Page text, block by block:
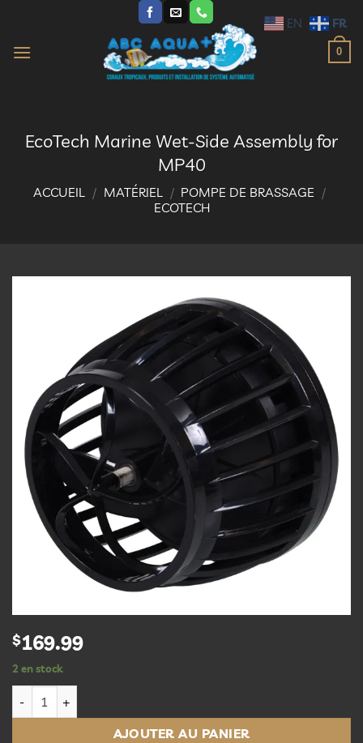
contenu
0
EcoTech Marine Wet-Side Assembly for
MP40
ACCUEIL / MATÉRIEL / POMPE DE BRASSAGE /
ECOTECH
d’envies
$169.99
2 en stock
AJOUTER AU PANIER
EN FR